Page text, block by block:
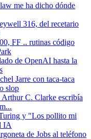
me ha dicho dónde
316, del recetario
FF .. rutinas código
de OpenAI hasta la
Jarre con taca-taca
slop
C. Clarke escribía
y "Los pollito mi
IA
de Jobs al teléfono